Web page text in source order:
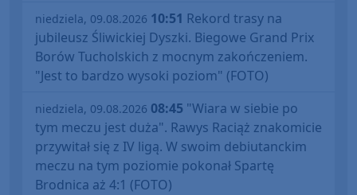
niedziela, 09.08.2026 10:51 Rekord trasy na
jubileusz Śliwickiej Dyszki. Biegowe Grand Prix
Borów Tucholskich z mocnym zakończeniem.
"Jest to bardzo wysoki poziom" (FOTO)
niedziela, 09.08.2026 08:45 "Wiara w siebie po
tym meczu jest duża". Rawys Raciąż znakomicie
przywitał się z IV ligą. W swoim debiutanckim
meczu na tym poziomie pokonał Spartę
Brodnica aż 4:1 (FOTO)